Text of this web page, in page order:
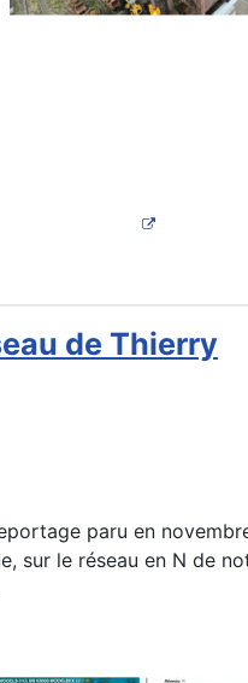
de Thierry
paru en
sur le réseau en N de